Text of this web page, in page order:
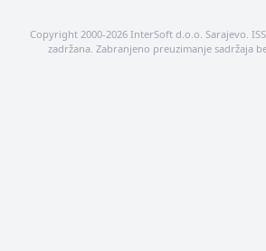
Copyright 2000-2026 InterSoft d.o.o. Sarajevo.
zadržana. Zabranjeno preuzimanje sadržaja